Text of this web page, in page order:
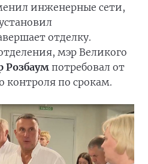
инженерные сети,
отделку.
мэр Великого
Розбаум потребовал от
контроля по срокам.